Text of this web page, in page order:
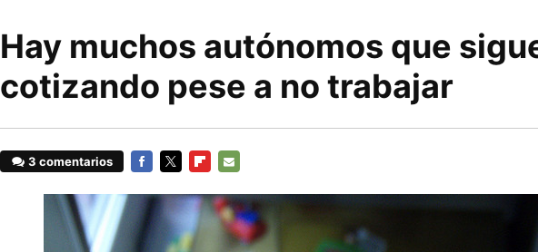
Hay muchos autónomos que
cotizando pese a no trabajar
3 comentarios
MAIL